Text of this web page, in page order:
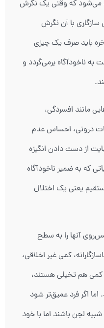
می‌شود که وقتی یک نگرش
سازگاری با آن نگرش
باید صرف یک چیزی
ناخودآگاه برمی‌گردد و
مانند افسردگی،
درونی، احساس عدم
از دست دادن انگیزه
که به ضمیر ناخودآگاه
یعنی یک اختلال
آنها را به سطح
کمی غیر اخلاقی،
کمی هم تخیلی هستند،
اگر فرد عمیق‌تر شود
لجن باشند اما با خود